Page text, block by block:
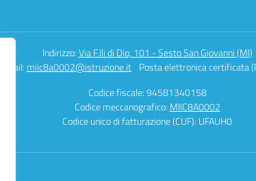
Indirizzo:Via F.lli di Dio, 101 - Sesto San Giovanni (MI)
Email: miic8a0002@istruzione.it Posta elettronica certificata
Codice fiscale: 94581340158
Codice meccanografico: MIIC8A0002
Codice unico di fatturazione (CUF): UFAUH0